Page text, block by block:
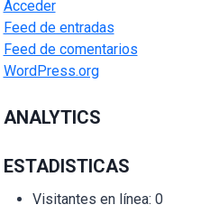
Acceder
Feed de entradas
Feed de comentarios
WordPress.org
ANALYTICS
ESTADISTICAS
Visitantes en línea: 0